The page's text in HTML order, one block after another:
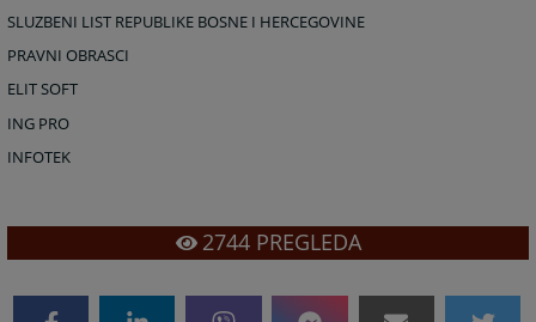
SLUZBENI LIST REPUBLIKE BOSNE I HERCEGOVINE
PRAVNI OBRASCI
ELIT SOFT
ING PRO
INFOTEK
2744PREGLEDA